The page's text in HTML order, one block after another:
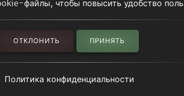
файлы, чтобы повысить удобство
ОТКЛОНИТЬ ПРИНЯТЬ
Политика конфиденциальности